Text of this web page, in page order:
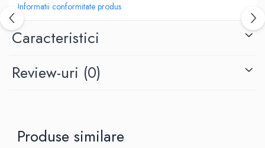
Parfumuri bărbați
Ard al Zaafaran
Comandă acum și bucură-te de livrare rapidă. Stoc limitat!
Informatii conformitate produs
Caracteristici
Review-uri (0)
Produse similare